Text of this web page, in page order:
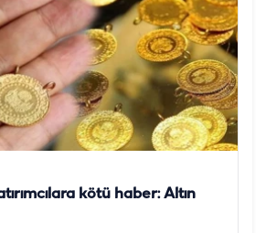
kötü haber: Altın